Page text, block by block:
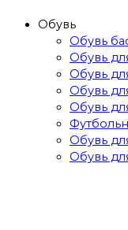
Обувь
Обувь
Обувь
Обувь
Обувь
Обувь
Обувь
Обувь